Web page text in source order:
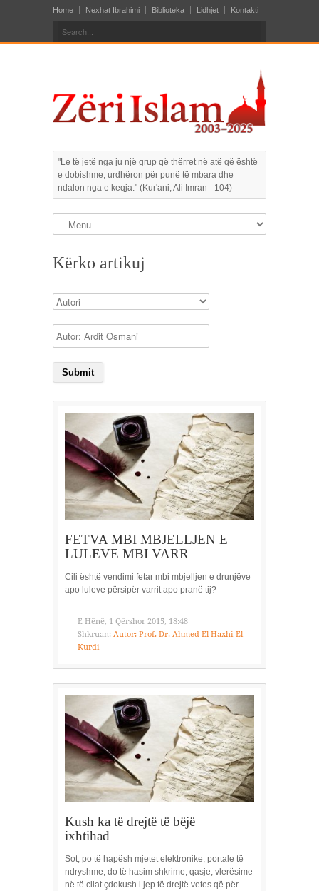
Home Nexhat Ibrahimi Biblioteka Lidhjet Kontakti
"Le të jetë nga ju një grup që thërret në atë që është
e dobishme, urdhëron për punë të mbara dhe
ndalon nga e keqja." (Kur'ani, Ali Imran - 104)
Kërko artikuj
FETVA MBI MBJELLJEN E
LULEVE MBI VARR
Cili është vendimi fetar mbi mbjelljen e drunjëve
apo luleve përsipër varrit apo pranë tij?
E Hënë, 1 Qërshor 2015, 18:48
Shkruan: Autor: Prof. Dr. Ahmed El-Haxhi El-
Kurdi
Kush ka të drejtë të bëjë
ixhtihad
Sot, po të hapësh mjetet elektronike, portale të
ndryshme, do të hasim shkrime, qasje, vlerësime
në të cilat çdokush i jep të drejtë vetes që për